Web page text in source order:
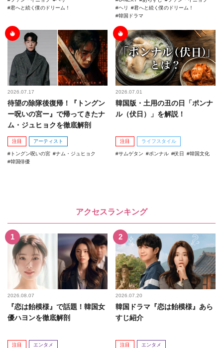
君へと続く僕のドリーム！
ヘリ
君へと続く僕のドリーム！
韓国ドラマ
2026.07.17
待望の除隊後復帰！『トングン
ー呪いの宮ー』で帰ってきたナ
ム・ジュヒョクを徹底解剖
注目 アーティスト
トングン呪いの宮
ナム・ジュヒョク
韓国俳優
2026.07.01
韓国版・土用の丑の日「ポンナ
ル（伏日）」を解説！
注目 ライフスタイル
サムゲタン ポンナル 伏日 韓国文化
アクセスランキング
2026.08.07
『恋は飴模様』で話題！韓国女
優ハヨンを徹底解剖
注目 エンタメ
2026.07.20
韓国ドラマ『恋は飴模様』あら
すじ紹介
注目 エンタメ